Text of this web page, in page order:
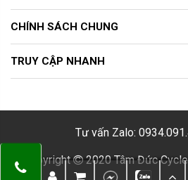
CHÍNH SÁCH CHUNG
TRUY CẬP NHANH
Tư vấn Zalo:
Copyright 2020 Tâm Đức